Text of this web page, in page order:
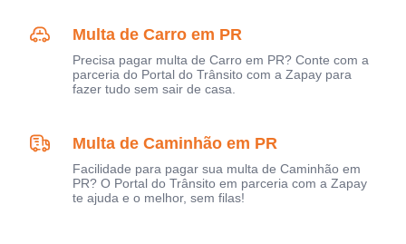
Multa de Carro em PR
Precisa pagar multa de Carro em PR? Conte com a
parceria do Portal do Trânsito com a Zapay para
fazer tudo sem sair de casa.
Multa de Caminhão em PR
Facilidade para pagar sua multa de Caminhão em
PR? O Portal do Trânsito em parceria com a Zapay
te ajuda e o melhor, sem filas!